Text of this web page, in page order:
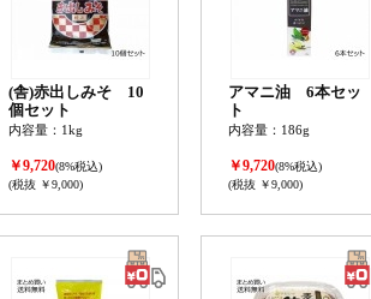
(舎)赤出しみそ 10
個セット
内容量：1kg
￥9,720(8%税込)
(税抜 ￥9,000)
アマニ油 6本セッ
ト
内容量：186g
￥9,720(8%税込)
(税抜 ￥9,000)